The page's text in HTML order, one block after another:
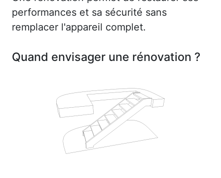
performances et sa sécurité sans
remplacer l'appareil complet.
Quand envisager une rénovation ?